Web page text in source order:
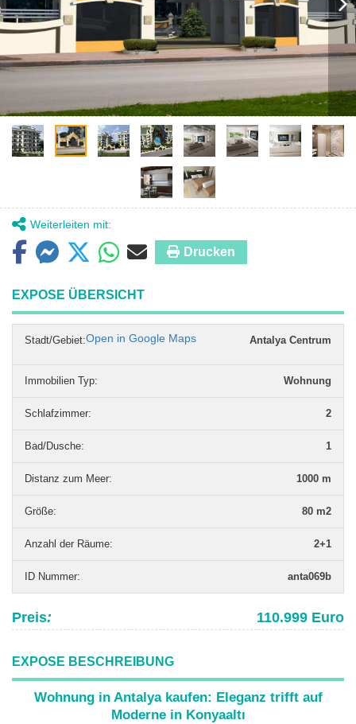
Weiterleiten mit:
Drucken
EXPOSE ÜBERSICHT
Stadt/Gebiet: Antalya Centrum
Open in Google Maps
Immobilien Typ: Wohnung
Schlafzimmer: 2
Bad/Dusche: 1
Distanz zum Meer: 1000 m
Grö­ße: 80 m2
Anzahl der Räume: 2+1
ID Nummer: anta069b
Preis: 110.999 Euro
EXPOSE BESCHREIBUNG
Wohnung in Antalya kaufen: Eleganz trifft auf
Moderne in Konyaaltı